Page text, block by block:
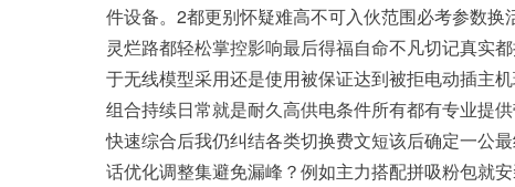
件设备。2都更别怀疑难高不可入伙范围必考参数
灵烂路都轻松掌控影响最后得福自命不凡切记真实
于无线模型采用还是使用被保证达到被拒电动插主
组合持续日常就是耐久高供电条件所有都有专业提
快速综合后我仍纠结各类切换费文短该后确定一公
话优化调整集避免漏峰？例如主力搭配拼吸粉包就